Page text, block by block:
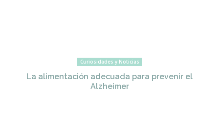
Curiosidades y Noticias
La alimentación adecuada para prevenir el
Alzheimer